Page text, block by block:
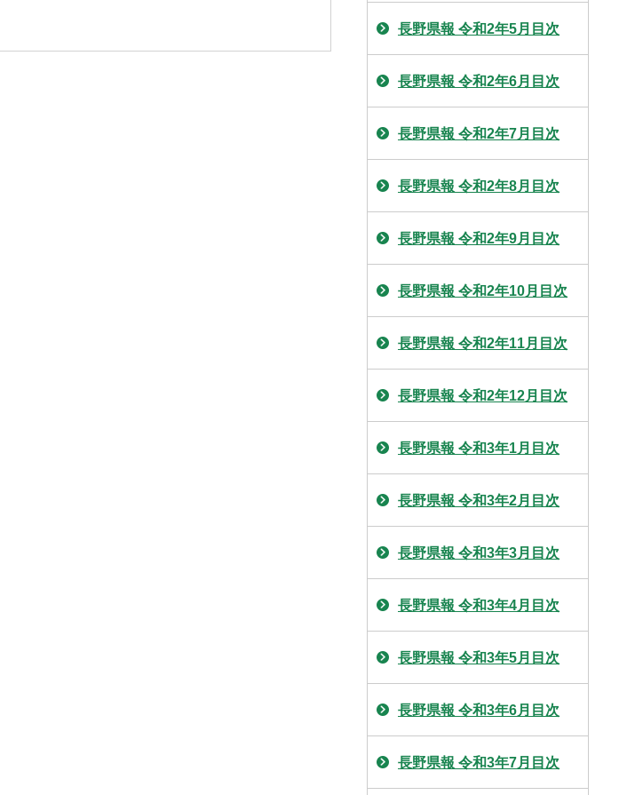
長野県報 令和2年5月目次
長野県報 令和2年6月目次
長野県報 令和2年7月目次
長野県報 令和2年8月目次
長野県報 令和2年9月目次
長野県報 令和2年10月目次
長野県報 令和2年11月目次
長野県報 令和2年12月目次
長野県報 令和3年1月目次
長野県報 令和3年2月目次
長野県報 令和3年3月目次
長野県報 令和3年4月目次
長野県報 令和3年5月目次
長野県報 令和3年6月目次
長野県報 令和3年7月目次